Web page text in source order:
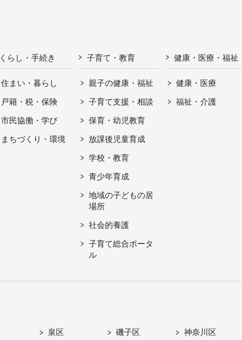
くらし・手続き
住まい・暮らし
戸籍・税・保険
市民協働・学び
まちづくり・環境
子育て・教育
親子の健康・福祉
子育て支援・相談
保育・幼児教育
放課後児童育成
学校・教育
青少年育成
地域の子どもの居
場所
社会的養護
子育て総合ポータ
ル
健康・医療・福祉
健康・医療
福祉・介護
泉区 磯子区 神奈川区